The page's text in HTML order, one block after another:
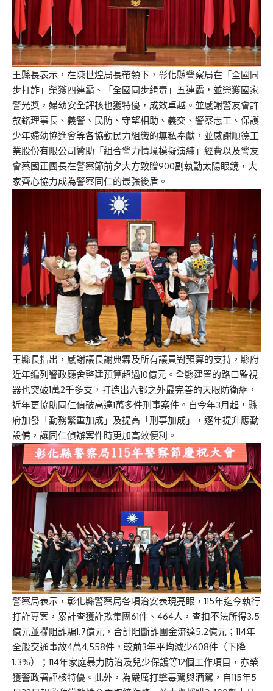
王縣長表示，在陳世煌局長帶領下，彰化縣警察局在「全國同
步打詐」榮獲四連霸、「全國同步緝毒」五連霸，並榮獲國家
警光獎，婦幼安全評核也獲特優，成效卓越。並感謝警友會許
叙銘理事長、義警、民防、守望相助、義交、警察志工、保護
少年婦幼協進會等各協勤民力組織的無私奉獻，並感謝順德工
業股份有限公司贊助「組合警力情境模擬演練」經費以及警友
會蔡國正團長在警察節前夕大方致贈900副執勤太陽眼鏡，大
家齊心協力成為警察同仁的最強後盾。
王縣長指出，感謝議長謝典霖及所有議員對預算的支持，縣府
近年編列警政廳舍整建預算超過10億元。全縣建置的路口監視
器也突破1萬2千多支，打造出六都之外最完善的天眼防衛網，
近年更協助同仁偵破高達1萬多件刑事案件。自今年3月起，縣
府加發「勤務繁重加成」及提高「刑事加成」，逐年提升應勤
設備，讓同仁偵辦案件時更加高效便利。
警察局表示，彰化縣警察局各項治安表現亮眼，115年迄今執行
打詐專案，累計查獲詐欺集團61件、464人，查扣不法所得3.5
億元並攔阻詐騙1.7億元，合計阻斷詐團金流達5.2億元；114年
全般交通事故4萬4,558件，較前3年平均減少608件（下降
1.3%）；114年家庭暴力防治及兒少保護等12個工作項目，亦榮
獲警政署評核特優。此外，為嚴厲打擊毒駕與酒駕，自115年5